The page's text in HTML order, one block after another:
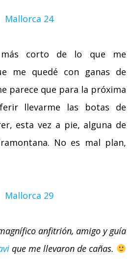
más corto de lo que me
me quedé con ganas de
parece que para la próxima
llevarme las botas de
esta vez a pie, alguna de
No es mal plan,
anfitrión, amigo y guía
que me llevaron de cañas.